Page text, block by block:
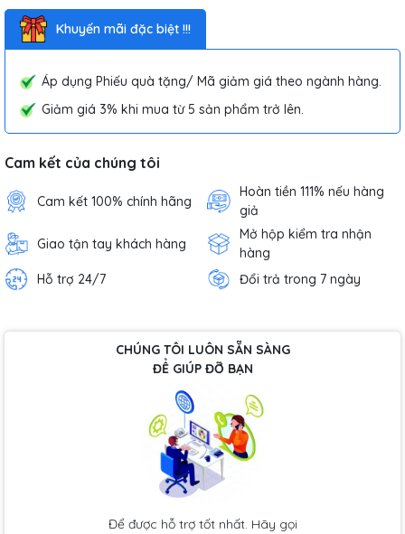
Khuyến mãi đặc biệt !!!
Áp dụng Phiếu quà tặng/ Mã giảm giá theo ngành hàng.
Giảm giá 3% khi mua từ 5 sản phẩm trở lên.
Cam kết của chúng tôi
Cam kết 100% chính hãng
Hoàn tiền 111% nếu hàng
giả
Giao tận tay khách hàng
Mở hộp kiểm tra nhận
hàng
Hỗ trợ 24/7
Đổi trả trong 7 ngày
CHÚNG TÔI LUÔN SẴN SÀNG
ĐỂ GIÚP ĐỠ BẠN
Để được hỗ trợ tốt nhất. Hãy gọi